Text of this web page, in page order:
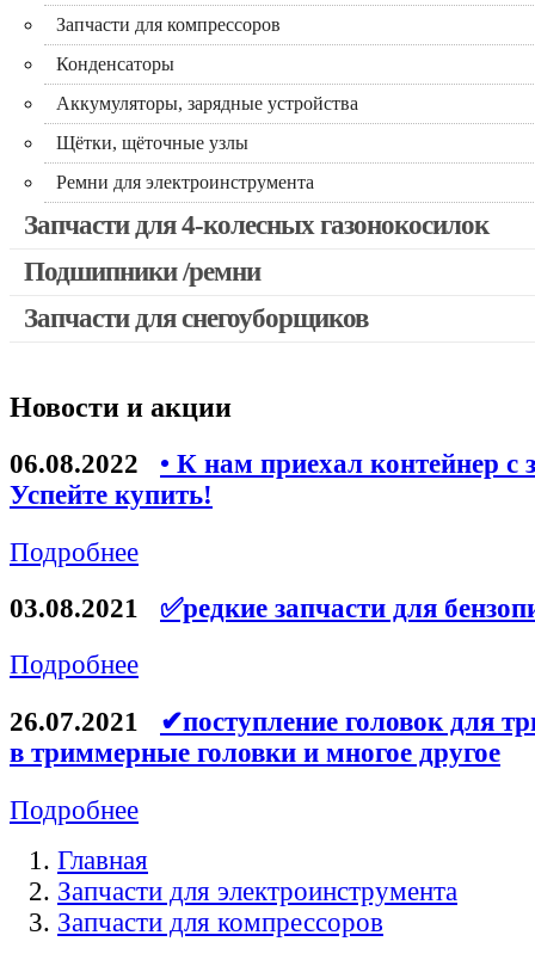
Запчасти для компрессоров
Конденсаторы
Аккумуляторы, зарядные устройства
Щётки, щёточные узлы
Ремни для электроинструмента
Запчасти для 4-колесных газонокосилок
Подшипники /ремни
Запчасти для снегоуборщиков
Новости и акции
06.08.2022
• К нам приехал контейнер с
Успейте купить!
Подробнее
03.08.2021
✅редкие запчасти для
Подробнее
26.07.2021
✔поступление головок для
в триммерные головки и многое другое
Подробнее
Главная
Запчасти для электроинструмента
Запчасти для компрессоров